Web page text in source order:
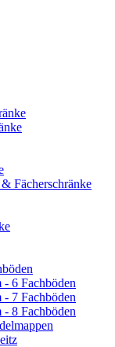
Fächerschränke
6 Fachböden
7 Fachböden
8 Fachböden